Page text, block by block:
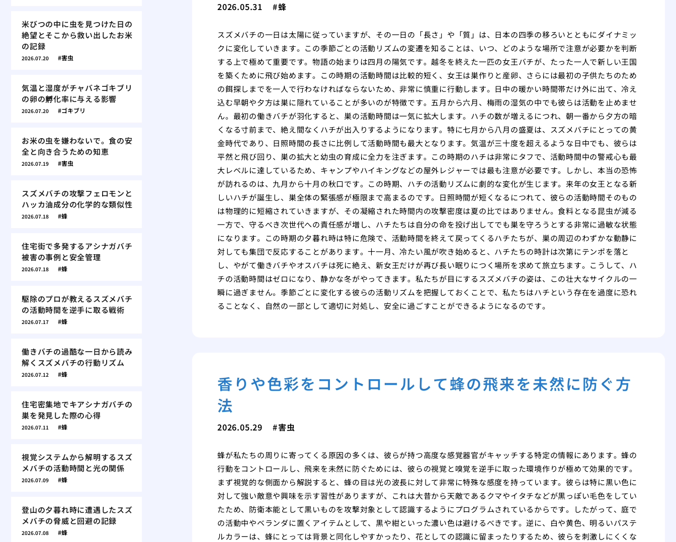
2026.05.31 蜂
スズメバチの一日は太陽に従っていますが、その一日の「長さ」や「質」は、日本の四季の移ろいとともにダイナミッ
クに変化していきます。この季節ごとの活動リズムの変遷を知ることは、いつ、どのような場所で注意が必要かを判断
する上で極めて重要です。物語の始まりは四月の陽気です。越冬を終えた一匹の女王バチが、たった一人で新しい王国
を築くために飛び始めます。この時期の活動時間は比較的短く、女王は巣作りと産卵、さらには最初の子供たちのため
の餌探しまでを一人で行わなければならないため、非常に慎重に行動します。日中の暖かい時間帯だけ外に出て、冷え
込む早朝や夕方は巣に隠れていることが多いのが特徴です。五月から六月、梅雨の湿気の中でも彼らは活動を止めませ
ん。最初の働きバチが羽化すると、巣の活動時間は一気に拡大します。ハチの数が増えるにつれ、朝一番から夕方の暗
くなる寸前まで、絶え間なくハチが出入りするようになります。特に七月から八月の盛夏は、スズメバチにとっての黄
金時代であり、日照時間の長さに比例して活動時間も最大となります。気温が三十度を超えるような日中でも、彼らは
平然と飛び回り、巣の拡大と幼虫の育成に全力を注ぎます。この時期のハチは非常にタフで、活動時間中の警戒心も最
大レベルに達しているため、キャンプやハイキングなどの屋外レジャーでは最も注意が必要です。しかし、本当の恐怖
が訪れるのは、九月から十月の秋口です。この時期、ハチの活動リズムに劇的な変化が生じます。来年の女王となる新
しいハチが誕生し、巣全体の緊張感が極限まで高まるのです。日照時間が短くなるにつれて、彼らの活動時間そのもの
は物理的に短縮されていきますが、その凝縮された時間内の攻撃密度は夏の比ではありません。食料となる昆虫が減る
一方で、守るべき次世代への責任感が増し、ハチたちは自分の命を投げ出してでも巣を守ろうとする非常に過敏な状態
になります。この時期の夕暮れ時は特に危険で、活動時間を終えて戻ってくるハチたちが、巣の周辺のわずかな動静に
対しても集団で反応することがあります。十一月、冷たい風が吹き始めると、ハチたちの時計は次第にテンポを落と
し、やがて働きバチやオスバチは死に絶え、新女王だけが再び長い眠りにつく場所を求めて旅立ちます。こうして、ハ
チの活動時間はゼロになり、静かな冬がやってきます。私たちが目にするスズメバチの姿は、この壮大なサイクルの一
瞬に過ぎません。季節ごとに変化する彼らの活動リズムを把握しておくことで、私たちはハチという存在を過度に恐れ
ることなく、自然の一部として適切に対処し、安全に過ごすことができるようになるのです。
香りや色彩をコントロールして蜂の飛来を未然に防ぐ方
法
2026.05.29 害虫
蜂が私たちの周りに寄ってくる原因の多くは、彼らが持つ高度な感覚器官がキャッチする特定の情報にあります。蜂の
行動をコントロールし、飛来を未然に防ぐためには、彼らの視覚と嗅覚を逆手に取った環境作りが極めて効果的です。
まず視覚的な側面から解説すると、蜂の目は光の波長に対して非常に特殊な感度を持っています。彼らは特に黒い色に
対して強い敵意や興味を示す習性がありますが、これは大昔から天敵であるクマやイタチなどが黒っぽい毛色をしてい
たため、防衛本能として黒いものを攻撃対象として認識するようにプログラムされているからです。したがって、庭で
の活動中やベランダに置くアイテムとして、黒や紺といった濃い色は避けるべきです。逆に、白や黄色、明るいパステ
ルカラーは、蜂にとっては背景と同化しやすかったり、花としての認識に留まったりするため、彼らを刺激しにくくな
米びつの中に虫を見つけた日の
絶望とそこから救い出したお米
の記録
2026.07.20 害虫
気温と湿度がチャバネゴキブリ
の卵の孵化率に与える影響
2026.07.20 ゴキブリ
お米の虫を嫌わないで。食の安
全と向き合うための知恵
2026.07.19 害虫
スズメバチの攻撃フェロモンと
ハッカ油成分の化学的な類似性
2026.07.18 蜂
住宅街で多発するアシナガバチ
被害の事例と安全管理
2026.07.18 蜂
駆除のプロが教えるスズメバチ
の活動時間を逆手に取る戦術
2026.07.17 蜂
働きバチの過酷な一日から読み
解くスズメバチの行動リズム
2026.07.12 蜂
住宅密集地でキアシナガバチの
巣を発見した際の心得
2026.07.11 蜂
視覚システムから解明するスズ
メバチの活動時間と光の関係
2026.07.09 蜂
登山の夕暮れ時に遭遇したスズ
メバチの脅威と回避の記録
2026.07.08 蜂